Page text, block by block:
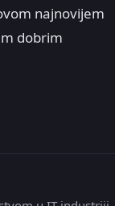
najnovijem
dobrim